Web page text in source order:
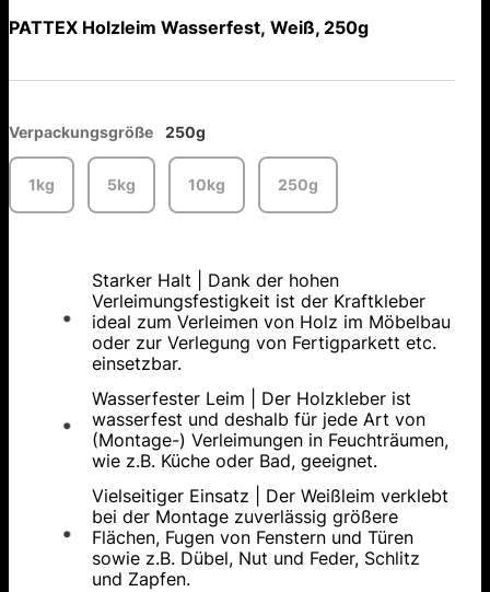
PATTEX Holzleim Wasserfest, Weiß, 250g
Verpackungsgröße 250g
1kg 5kg 10kg 250g
Starker Halt | Dank der hohen
Verleimungsfestigkeit ist der Kraftkleber
ideal zum Verleimen von Holz im Möbelbau
oder zur Verlegung von Fertigparkett etc.
einsetzbar.
Wasserfester Leim | Der Holzkleber ist
wasserfest und deshalb für jede Art von
(Montage-) Verleimungen in Feuchträumen,
wie z.B. Küche oder Bad, geeignet.
Vielseitiger Einsatz | Der Weißleim verklebt
bei der Montage zuverlässig größere
Flächen, Fugen von Fenstern und Türen
sowie z.B. Dübel, Nut und Feder, Schlitz
und Zapfen.